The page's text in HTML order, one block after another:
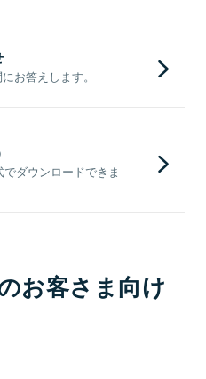
お答えします。
ダウンロードできま
お客さま向け